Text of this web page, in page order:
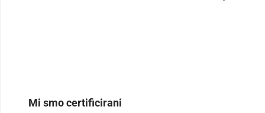
Mi smo certificirani